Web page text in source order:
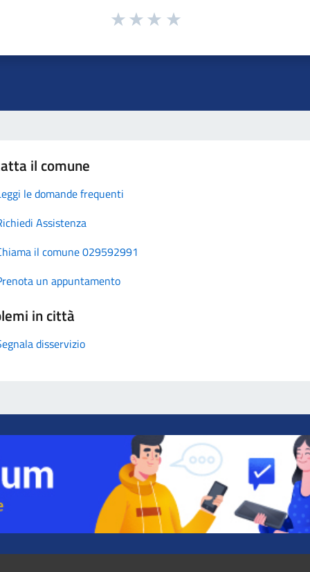
il comune
le domande frequenti
Assistenza
il comune 029592991
un appuntamento
in città
disservizio